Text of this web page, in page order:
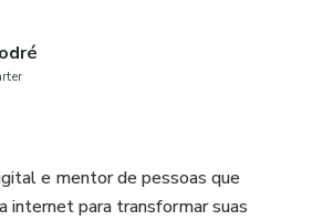
e mentor de pessoas que
internet para transformar suas